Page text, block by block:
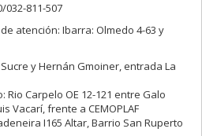
032-811-507
atención: Ibarra: Olmedo 4-63 y
y Hernán Gmoiner, entrada La
Rio Carpelo OE 12-121 entre Galo
Vacarí, frente a CEMOPLAF
I165 Altar, Barrio San Ruperto